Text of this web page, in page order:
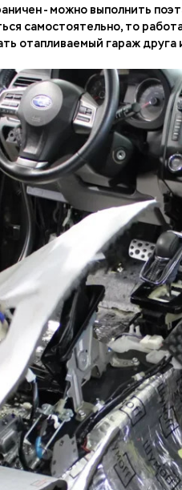
- можно выполнить
самостоятельно, то
отапливаемый гараж